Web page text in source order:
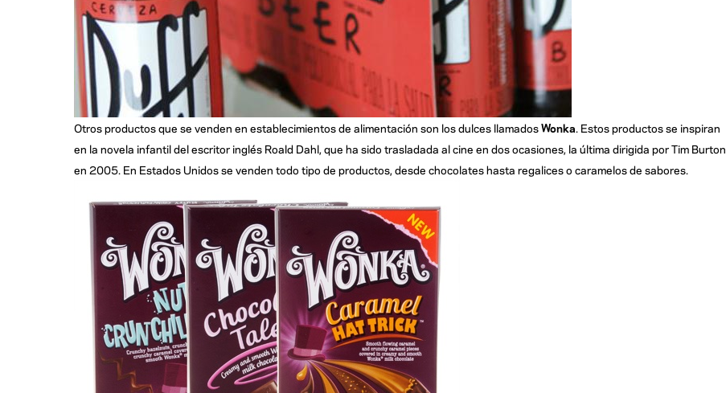
Otros productos que se venden en establecimientos de alimentación son los dulces llamadosWonka. Estos productos se inspiran
en la novela infantil del escritor inglés Roald Dahl, que ha sido trasladada al cine en dos ocasiones, la última dirigida por Tim Burton
en 2005. En Estados Unidos se venden todo tipo de productos, desde chocolates hasta regalices o caramelos de sabores.